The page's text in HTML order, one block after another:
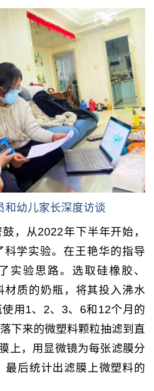
和幼儿家长深度访谈
，从2022年下半年开始，
科学实验。在王艳华的指导
实验思路。选取硅橡胶、
材质的奶瓶，将其投入沸水
用1、2、3、6和12个月的
下来的微塑料颗粒抽滤到直
上，用显微镜为每张滤膜分
最后统计出滤膜上微塑料的